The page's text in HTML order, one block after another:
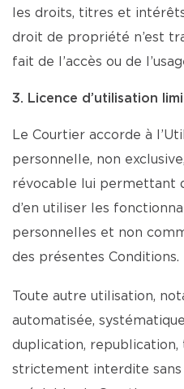
les droits, titres et
droit de propriété n’est
fait de l’accès ou de
3. Licence d’utilisation
Le Courtier accorde à
personnelle, non
révocable lui permettant
d’en utiliser les
personnelles et non
des présentes Conditions.
Toute autre utilisation,
automatisée,
duplication, republication,
strictement interdite